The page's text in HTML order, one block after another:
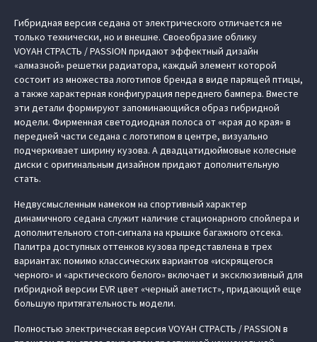
Гибридная версия седана от электрического отличается не
только технически, но и внешне. Своеобразие облику
VOYAH СТРАСТЬ / PASSION придают эффектный дизайн
«алмазной» решетки радиатора, каждый элемент которой
состоит из множества логотипов бренда в виде парящей птицы,
а также характерная конфигурация переднего бампера. Вместе
эти детали формируют запоминающийся образ гибридной
модели. Фирменная светодиодная полоса от «края до края» в
передней части седана с логотипом в центре, визуально
подчеркивает ширину кузова. А двадцатидюймовые колесные
диски с оригинальным дизайном придают дополнительную
стать.
Недвусмысленным намеком на спортивный характер
динамичного седана служит наличие стационарного спойлера и
дополнительного стоп-сигнала на крышке багажного отсека.
Палитра доступных оттенков кузова представлена в трех
вариантах: помимо классических вариантов «искрящегося
черного» и «арктического белого» включает и эксклюзивный для
гибридной версии EVR цвет «черный аметист», придающий еще
большую притягательность модели.
Полностью электрическая версия VOYAH СТРАСТЬ / PASSION в